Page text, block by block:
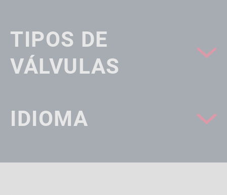
TIPOS DE
VÁLVULAS
IDIOMA